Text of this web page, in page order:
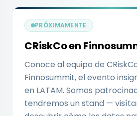
PRÓXIMAMENTE
CRiskCo en
Conoce al equipo de
Finnosummit, el evento
en LATAM. Somos
tendremos un stand —